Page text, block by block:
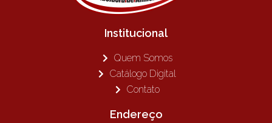
Institucional
Quem Somos
Catálogo Digital
Contato
Endereço